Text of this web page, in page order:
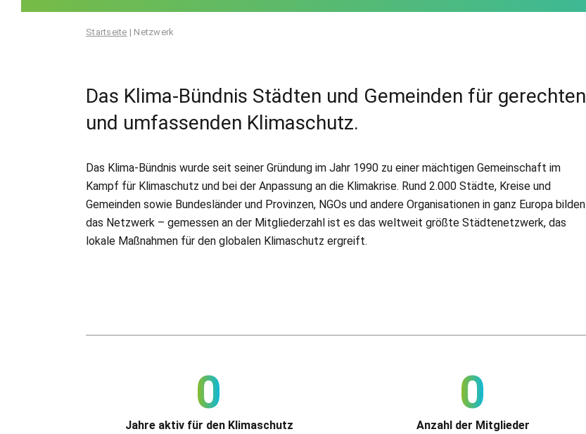
Startseite | Netzwerk
Das Klima-Bündnis Städten und Gemeinden für gerechten
und umfassenden Klimaschutz.
Das Klima-Bündnis wurde seit seiner Gründung im Jahr 1990 zu einer mächtigen Gemeinschaft im
Kampf für Klimaschutz und bei der Anpassung an die Klimakrise. Rund 2.000 Städte, Kreise und
Gemeinden sowie Bundesländer und Provinzen, NGOs und andere Organisationen in ganz Europa bilden
das Netzwerk – gemessen an der Mitgliederzahl ist es das weltweit größte Städtenetzwerk, das
lokale Maßnahmen für den globalen Klimaschutz ergreift.
0
Jahre aktiv für den Klimaschutz
0
Anzahl der Mitglieder